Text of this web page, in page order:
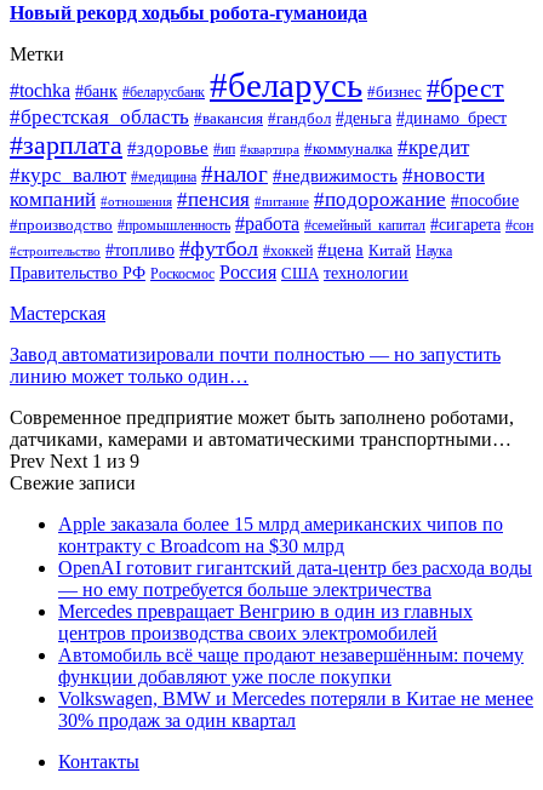
Новый рекорд ходьбы робота-гуманоида
Метки
#tochka #банк #беларусбанк #беларусь #бизнес #брест
#брестская_область #вакансия #гандбол #деньга #динамо_брест
#зарплата #здоровье #ип #квартира #коммуналка #кредит
#курс_валют #медицина #налог #недвижимость #новости
компаний #отношения #пенсия #питание #подорожание #пособие
#производство #промышленность #работа #семейный_капитал #сигарета #сон
#строительство #топливо #футбол #хоккей #цена Китай Наука
Правительство РФ Роскосмос Россия США технологии
Мастерская
Завод автоматизировали почти полностью — но запустить
линию может только один…
Современное предприятие может быть заполнено роботами,
датчиками, камерами и автоматическими транспортными…
Prev Next 1 из 9
Свежие записи
Apple заказала более 15 млрд американских чипов по
контракту с Broadcom на $30 млрд
OpenAI готовит гигантский дата-центр без расхода воды
— но ему потребуется больше электричества
Mercedes превращает Венгрию в один из главных
центров производства своих электромобилей
Автомобиль всё чаще продают незавершённым: почему
функции добавляют уже после покупки
Volkswagen, BMW и Mercedes потеряли в Китае не менее
30% продаж за один квартал
Контакты